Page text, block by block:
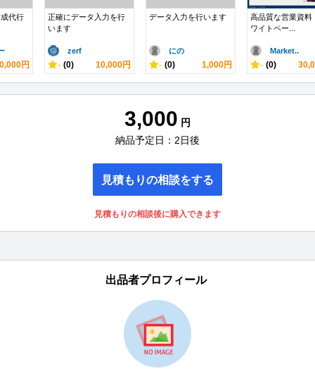
代行
円
正確にデータ入力を行
います
zerf
- (0) 10,000円
データ入力を行います
にの
- (0) 1,000円
高品質な営業資料
ワイトペー...
Market..
- (0)
3,000 円
納品予定日：2日後
見積もりの相談をする
見積もりの相談後に購入できます
出品者プロフィール